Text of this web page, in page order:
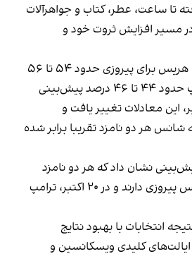
تا ساعت، عطر، کتاب و جواهرآلات
مسیر افزایش ثروت خود و
تا اواخر ماه اوت، شانس هریس برای پیروزی حدود ۵۴ تا ۵۶
۴۶ درصد
پیش‌بینی
این معادلات تغییر یافت و
هر دو نامزد تقریبا برابر شده
مدل پیش‌بینی نشان داد که هر دو نامزد
احتمالا به یک اندازه شانس پیروزی دارند و در ۲۰ اکتبر، ترامپ
انتخابات با بهبود نتایج
کلیدی ویسکانسین و